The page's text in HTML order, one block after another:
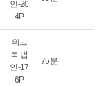
인-20
4P
워크
북 법
인-17
6P
75분